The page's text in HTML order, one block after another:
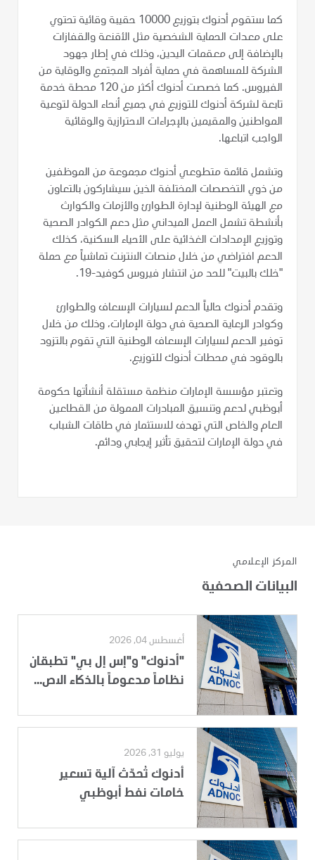
كما ستقوم أدنوك بتوزيع 10000 حقيبة وقائية تحتوي
على معدات الحماية الشخصية مثل الأقنعة والقفازات
بالإضافة إلى معقمات اليدين، وذلك في إطار جهود
الشركة للمساهمة في حماية أفراد المجتمع والوقاية من
الفيروس. كما خصصت أدنوك أكثر من 120 محطة خدمة
تابعة لشركة أدنوك للتوزيع في جميع أنحاء الدولة لتوعية
المواطنين والمقيمين بالإجراءات الاحترازية والوقائية
الواجب اتباعها.
وتشمل قائمة متطوعي أدنوك مجموعة من الموظفين
من ذوي التخصصات المختلفة الذين سيشاركون بالتعاون
مع الهيئة الوطنية لإدارة الطوارئ والأزمات والكوارث
بأنشطة تشمل العمل الميداني مثل دعم الكوادر الصحية
وتوزيع الإمدادات الغذائية على الأحياء السكنية، كذلك
الدعم افتراضي من خلال منصات الانترنت تماشياً مع حملة
"خلك بالبيت" للحد من انتشار فيروس كوفيد-19.
وتقدم أدنوك حالياً الدعم لسيارات الإسعاف والطوارئ
وكوادر الرعاية الصحية في دولة الإمارات، وذلك من خلال
توفير الدعم لسيارات الإسعاف الوطنية التي تقوم بالتزود
بالوقود في محطات أدنوك للتوزيع.
وتعتبر مؤسسة الإمارات منظمة مستقلة أنشأتها حكومة
أبوظبي لدعم وتنسيق المبادرات الممولة من القطاعين
العام والخاص التي تهدف للاستثمار في طاقات الشباب
في دولة الإمارات لتحقيق تأثير إيجابي ودائم.
المركز الإعلامي
البيانات الصحفية
أغسطس 04, 2026
"أدنوك" و"إس إل بي" تطبقان
نظاماً مدعوماً بالذكاء الاص...
يوليو 31, 2026
أدنوك تُحدّث آلية تسعير
خامات نفط أبوظبي